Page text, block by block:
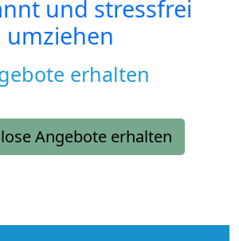
und stressfrei
umziehen
erhalten
Angebote erhalten